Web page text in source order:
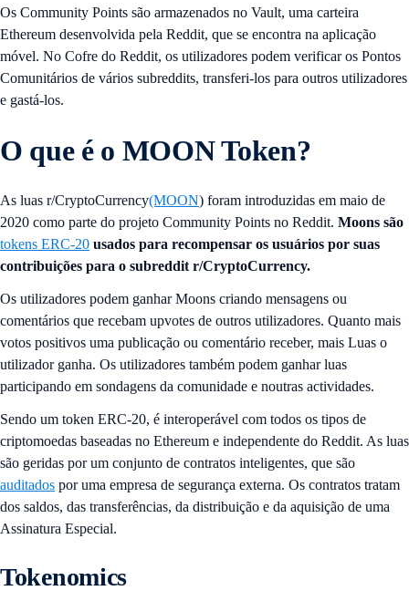
Os Community Points são armazenados no Vault, uma carteira
Ethereum desenvolvida pela Reddit, que se encontra na aplicação
móvel. No Cofre do Reddit, os utilizadores podem verificar os Pontos
Comunitários de vários subreddits, transferi-los para outros utilizadores
e gastá-los.
O que é o MOON Token?
As luas r/CryptoCurrency(MOON) foram introduzidas em maio de
2020 como parte do projeto Community Points no Reddit. Moons são
tokens ERC-20 usados para recompensar os usuários por suas
contribuições para o subreddit r/CryptoCurrency.
Os utilizadores podem ganhar Moons criando mensagens ou
comentários que recebam upvotes de outros utilizadores. Quanto mais
votos positivos uma publicação ou comentário receber, mais Luas o
utilizador ganha. Os utilizadores também podem ganhar luas
participando em sondagens da comunidade e noutras actividades.
Sendo um token ERC-20, é interoperável com todos os tipos de
criptomoedas baseadas no Ethereum e independente do Reddit. As luas
são geridas por um conjunto de contratos inteligentes, que são
auditados por uma empresa de segurança externa. Os contratos tratam
dos saldos, das transferências, da distribuição e da aquisição de uma
Assinatura Especial.
Tokenomics